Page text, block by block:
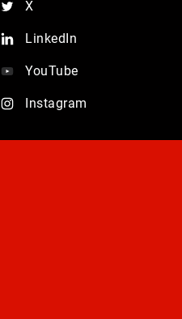
X
LinkedIn
YouTube
Instagram